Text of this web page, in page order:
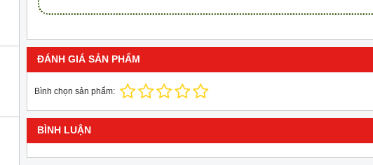
ĐÁNH GIÁ SẢN PHẨM
Bình chọn sản phẩm:
BÌNH LUẬN